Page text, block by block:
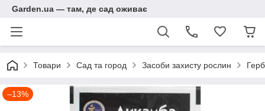
Garden.ua — там, де сад оживає
Товари Сад та город Засоби захисту рослин
–13%